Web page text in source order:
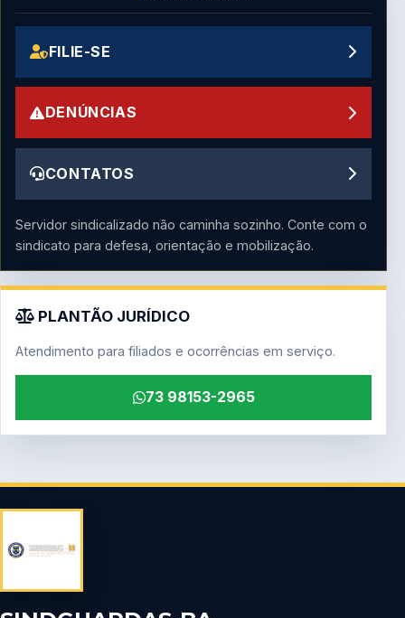
FILIE-SE
DENÚNCIAS
CONTATOS
Servidor sindicalizado não caminha sozinho. Conte com o
sindicato para defesa, orientação e mobilização.
PLANTÃO JURÍDICO
Atendimento para filiados e ocorrências em serviço.
73 98153-2965